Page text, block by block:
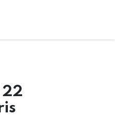
22